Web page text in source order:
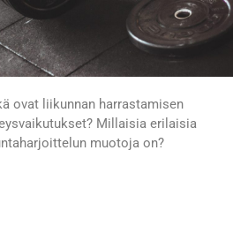
ovat liikunnan harrastamisen
Millaisia erilaisia
muotoja on?